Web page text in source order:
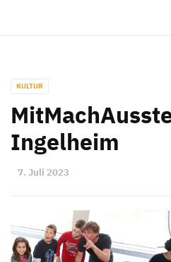
KULTUR
Ingelheim
7. Juli 2023